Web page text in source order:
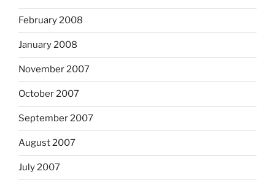
February 2008
January 2008
November 2007
October 2007
September 2007
August 2007
July 2007